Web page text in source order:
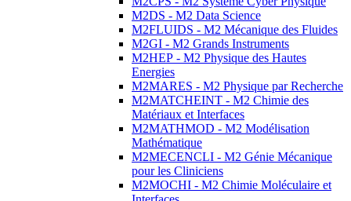
M2DS - M2 Data Science
M2FLUIDS - M2 Mécanique des Fluides
M2GI - M2 Grands Instruments
M2HEP - M2 Physique des Hautes
Energies
M2MARES - M2 Physique par Recherche
M2MATCHEINT - M2 Chimie des
Matériaux et Interfaces
M2MATHMOD - M2 Modélisation
Mathématique
M2MECENCLI - M2 Génie Mécanique
pour les Cliniciens
M2MOCHI - M2 Chimie Moléculaire et